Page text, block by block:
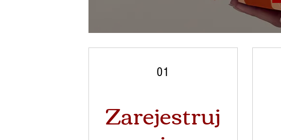
01
Zarejestruj